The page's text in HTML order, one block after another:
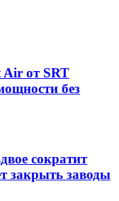
Air от SRT
без
сократит
закрыть заводы